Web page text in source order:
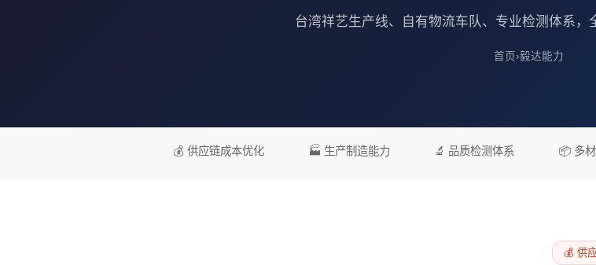
台湾祥艺生产线、自有物流车队、专业检测体系，
首页 ›毅达能力
💰 供应链成本优化 🏭 生产制造能力 🔬 品质检测体系 📦 多
💰 供